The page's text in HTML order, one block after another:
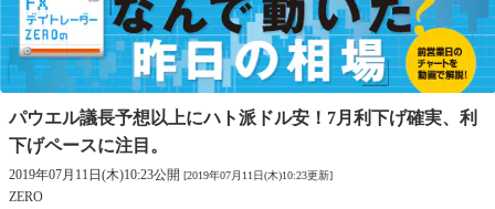
パウエル議長予想以上にハト派ドル安！ 7月利下げ確実、利
下げペースに注目。
2019年07月11日(木)10:23公開 [2019年07月11日(木)10:23更新]
ZERO